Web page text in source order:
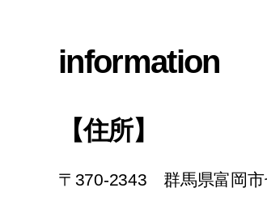
information
【住所】
〒370-2343 群馬県富岡市